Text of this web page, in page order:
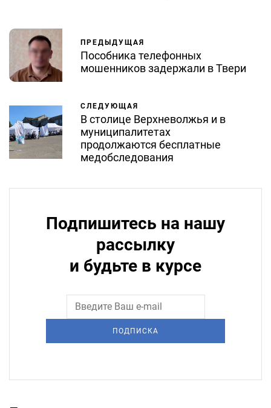
ПРЕДЫДУЩАЯ
Пособника телефонных
мошенников задержали в Твери
СЛЕДУЮЩАЯ
В столице Верхневолжья и в
муниципалитетах
продолжаются бесплатные
медобследования
Подпишитесь на нашу
рассылку
и будьте в курсе
ПОДПИСКА